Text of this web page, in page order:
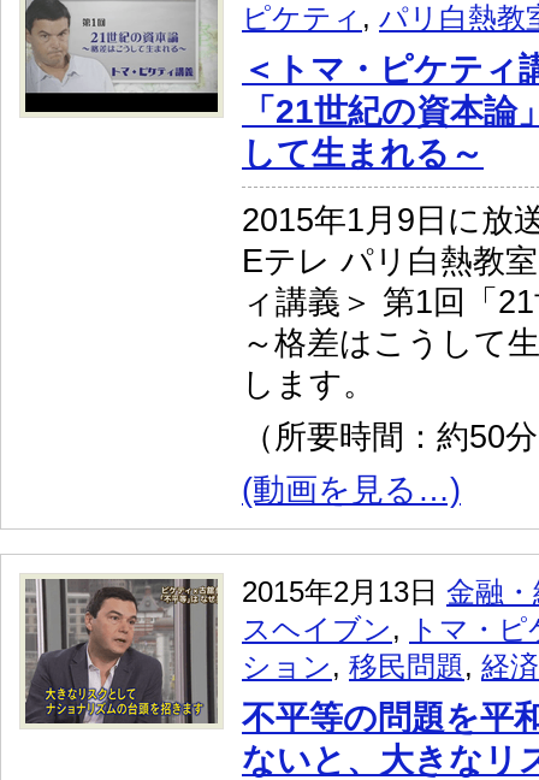
ピケティ , パリ白熱教
＜トマ・ピケティ
「21世紀の資本
して生まれる～
2015年1月9日に放
Eテレ パリ白熱教
ィ講義＞ 第1回「
～格差はこうして
します。
（所要時間：約50
(動画を見る…)
2015年2月13日 金融
スヘイブン,
トマ・
ション, 移民問題, 経
不平等の問題を平
ないと、大きなリ